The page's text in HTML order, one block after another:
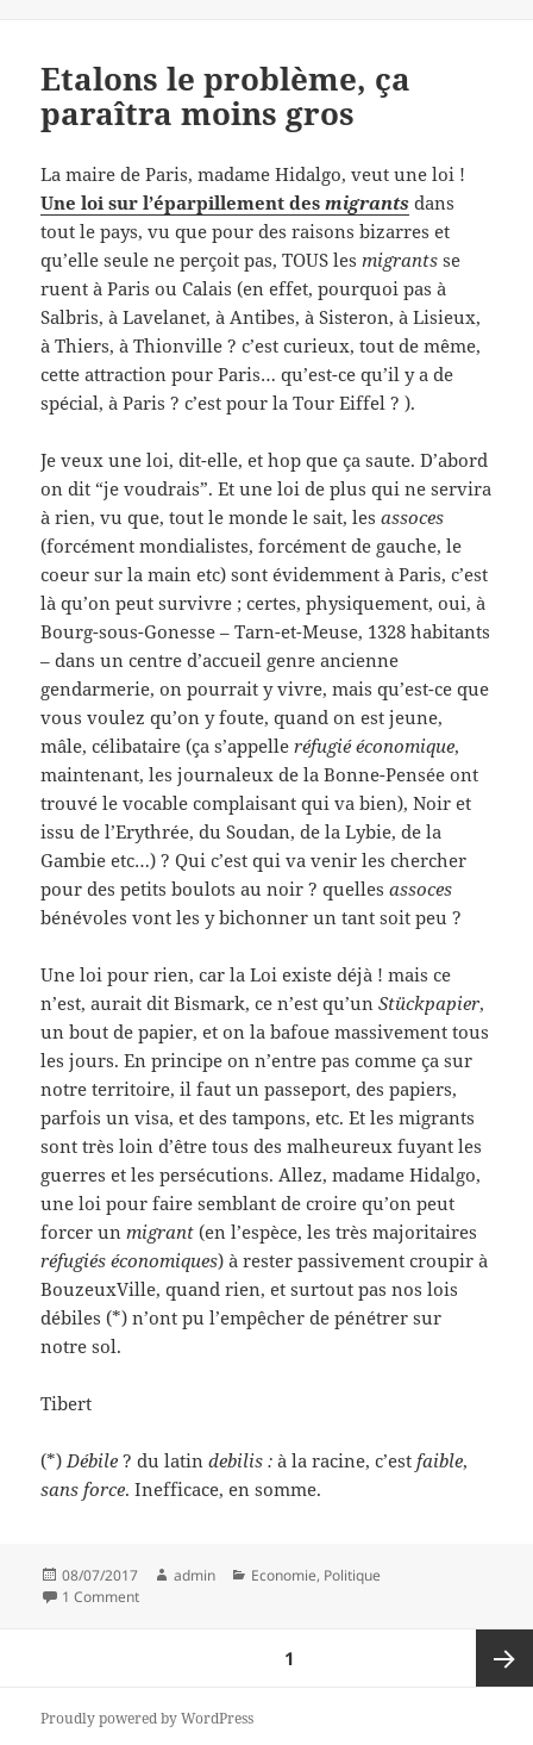
Etalons le problème, ça
paraîtra moins gros
La maire de Paris, madame Hidalgo, veut une loi !
Une loi sur l’éparpillement desmigrants dans
tout le pays, vu que pour des raisons bizarres et
qu’elle seule ne perçoit pas, TOUS les migrants se
ruent à Paris ou Calais (en effet, pourquoi pas à
Salbris, à Lavelanet, à Antibes, à Sisteron, à Lisieux,
à Thiers, à Thionville ? c’est curieux, tout de même,
cette attraction pour Paris… qu’est-ce qu’il y a de
spécial, à Paris ? c’est pour la Tour Eiffel ? ).
Je veux une loi, dit-elle, et hop que ça saute. D’abord
on dit “je voudrais”. Et une loi de plus qui ne servira
à rien, vu que, tout le monde le sait, lesassoces
(forcément mondialistes, forcément de gauche, le
coeur sur la main etc) sont évidemment à Paris, c’est
là qu’on peut survivre ; certes, physiquement, oui, à
Bourg-sous-Gonesse – Tarn-et-Meuse, 1328 habitants
– dans un centre d’accueil genre ancienne
gendarmerie, on pourrait y vivre, mais qu’est-ce que
vous voulez qu’on y foute, quand on est jeune,
mâle, célibataire (ça s’appelleréfugié économique,
maintenant, les journaleux de la Bonne-Pensée ont
trouvé le vocable complaisant qui va bien), Noir et
issu de l’Erythrée, du Soudan, de la Lybie, de la
Gambie etc…) ? Qui c’est qui va venir les chercher
pour des petits boulots au noir ? quellesassoces
bénévoles vont les y bichonner un tant soit peu ?
Une loi pour rien, car la Loi existe déjà ! mais ce
n’est, aurait dit Bismark, ce n’est qu’un Stückpapier,
un bout de papier, et on la bafoue massivement tous
les jours. En principe on n’entre pas comme ça sur
notre territoire, il faut un passeport, des papiers,
parfois un visa, et des tampons, etc. Et les migrants
sont très loin d’être tous des malheureux fuyant les
guerres et les persécutions. Allez, madame Hidalgo,
une loi pour faire semblant de croire qu’on peut
forcer un migrant (en l’espèce, les très majoritaires
réfugiés économiques) à rester passivement croupir à
BouzeuxVille, quand rien, et surtout pas nos lois
débiles (*) n’ont pu l’empêcher de pénétrer sur
notre sol.
Tibert
(*) Débile ? du latindebilis : à la racine, c’est faible,
sans force. Inefficace, en somme.
Posted
on
08/07/2017 Author
admin Categories
Economie, Politique
1 Commenton Etalons le problème, ça paraîtra moins gros
1
Proudly powered by WordPress